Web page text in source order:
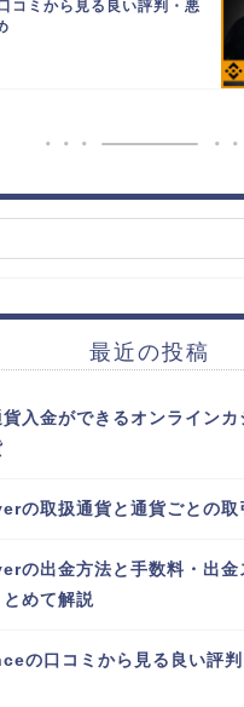
コミから見る良い評判・悪
最近の投稿
入金ができるオンラインカ
の取扱通貨と通貨ごとの取
の出金方法と手数料・出金
めて解説
の口コミから見る良い評判